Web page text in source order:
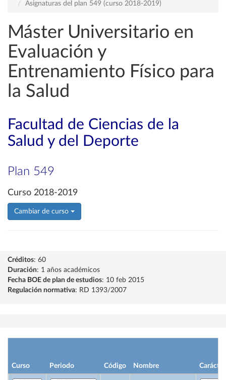
Asignaturas del plan 549 (curso 2018-2019)
Máster Universitario en
Evaluación y
Entrenamiento Físico para
la Salud
Facultad de Ciencias de la
Salud y del Deporte
Plan 549
Curso 2018-2019
Cambiar de curso
Créditos: 60
Duración: 1 años académicos
Fecha BOE de plan de estudios: 10 feb 2015
Regulación normativa: RD 1393/2007
Curso Periodo Código Nombre Carácter